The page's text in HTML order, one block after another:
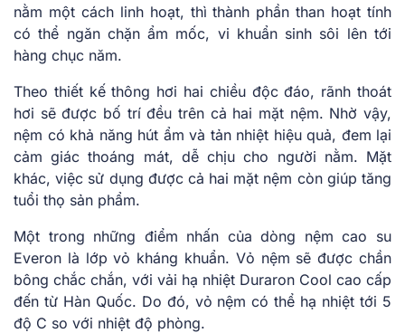
nằm một cách linh hoạt, thì thành phần than hoạt tính
có thể ngăn chặn ẩm mốc, vi khuẩn sinh sôi lên tới
hàng chục năm.
Theo thiết kế thông hơi hai chiều độc đáo, rãnh thoát
hơi sẽ được bố trí đều trên cả hai mặt nệm. Nhờ vậy,
nệm có khả năng hút ẩm và tản nhiệt hiệu quả, đem lại
cảm giác thoáng mát, dễ chịu cho người nằm. Mặt
khác, việc sử dụng được cả hai mặt nệm còn giúp tăng
tuổi thọ sản phẩm.
Một trong những điểm nhấn của dòng nệm cao su
Everon là lớp vỏ kháng khuẩn. Vỏ nệm sẽ được chần
bông chắc chắn, với vải hạ nhiệt Duraron Cool cao cấp
đến từ Hàn Quốc. Do đó, vỏ nệm có thể hạ nhiệt tới 5
độ C so với nhiệt độ phòng.